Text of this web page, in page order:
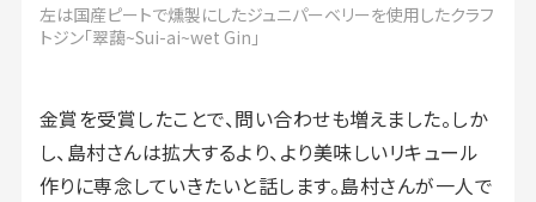
左は国産ピートで燻製にしたジュニパーベリーを使用したクラフ
トジン「翠藹~Sui-ai~wet Gin」
金賞を受賞したことで、問い合わせも増えました。しか
し、島村さんは拡大するより、より美味しいリキュール
作りに専念していきたいと話します。島村さんが一人で